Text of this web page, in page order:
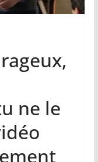
ne le